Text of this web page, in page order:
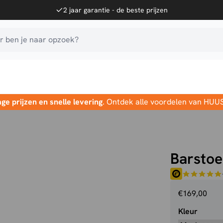
2 jaar garantie - de beste prijzen
ben je naar opzoek?
prijzen en snelle levering. Ontdek alle voordelen van
€169,00
Kleur